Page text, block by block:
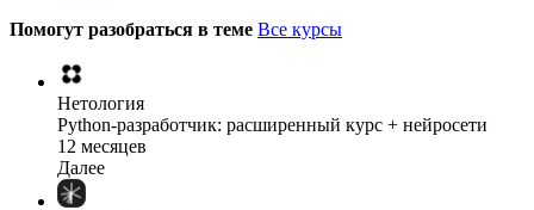
Помогут разобраться в теме Все курсы
Нетология
Python-разработчик: расширенный курс + нейросети
12 месяцев
Далее